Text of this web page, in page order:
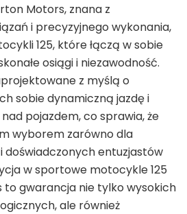
Motors, znana z
i precyzyjnego wykonania,
125, które łączą w sobie
osiągi i niezawodność.
z myślą o
sobie dynamiczną jazdę i
pojazdem, co sprawia, że
wyborem zarówno dla
doświadczonych entuzjastów
w sportowe motocykle 125
gwarancja nie tylko wysokich
ale również